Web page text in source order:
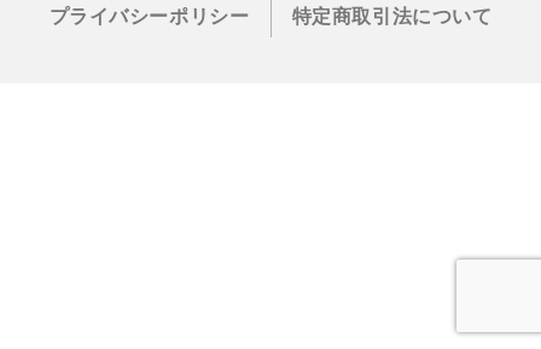
プライバシーポリシー 特定商取引法について